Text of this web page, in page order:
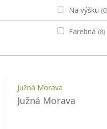
Na výšku
Farebná (8)
Južná Morava
Južná Morava